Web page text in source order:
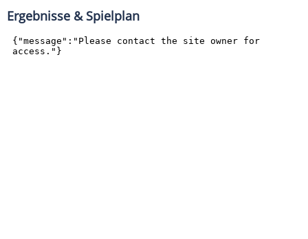
Ergebnisse & Spielplan